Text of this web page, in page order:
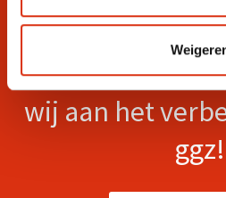
Met meer dan
wij aan het
ggz!